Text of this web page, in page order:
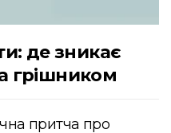
де зникає
грішником
притча про